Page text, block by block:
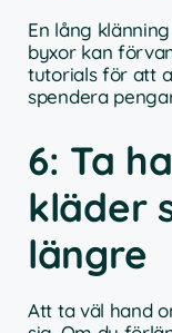
En lång
byxor kan
tutorials för att
spendera
6: Ta
kläder
längre
Att ta väl hand